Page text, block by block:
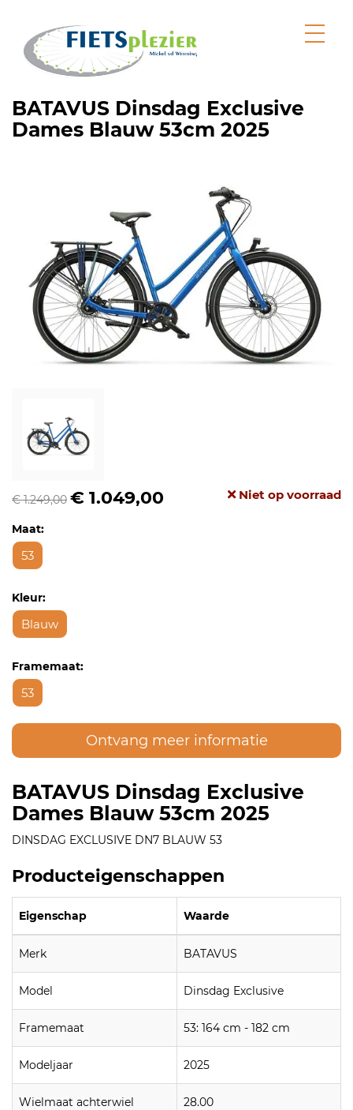
BATAVUS Dinsdag Exclusive
Dames Blauw 53cm 2025
€ 1.249,00 € 1.049,00 Niet op voorraad
Maat:
53
Kleur:
Blauw
Framemaat:
53
Ontvang meer informatie
BATAVUS Dinsdag Exclusive
Dames Blauw 53cm 2025
DINSDAG EXCLUSIVE DN7 BLAUW 53
Producteigenschappen
Eigenschap Waarde
Merk BATAVUS
Model Dinsdag Exclusive
Framemaat 53: 164 cm - 182 cm
Modeljaar 2025
Wielmaat achterwiel 28.00